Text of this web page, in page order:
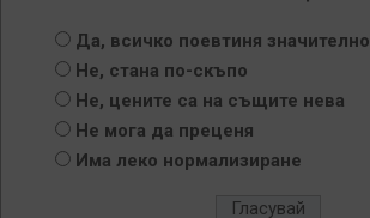
Да, всичко поевтиня значително
Не, стана по-скъпо
Не, цените са на същите нева
Не мога да преценя
Има леко нормализиране